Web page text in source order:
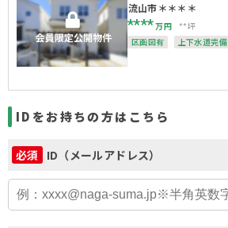
流山市＊＊＊＊
****万円
**坪
区画図有
上下水道完備
IDをお持ちの方はこちら
必須 ID（メールアドレス）